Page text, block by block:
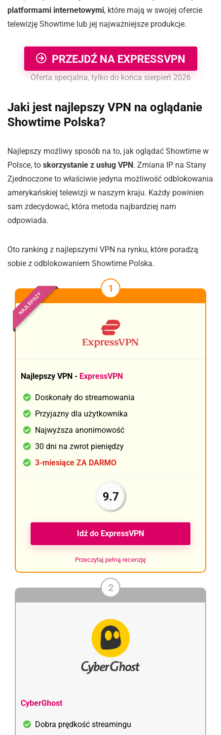
platformami internetowymi, które mają w swojej ofercie
telewizję Showtime lub jej najważniejsze produkcje.
PRZEJDŹ NA EXPRESSVPN
Oferta specjalna, tylko do końca sierpień 2026
Jaki jest najlepszy VPN na oglądanie
Showtime Polska?
Najlepszy możliwy sposób na to, jak oglądać Showtime w
Polsce, to skorzystanie z usług VPN. Zmiana IP na Stany
Zjednoczone to właściwie jedyna możliwość odblokowania
amerykańskiej telewizji w naszym kraju. Każdy powinien
sam zdecydować, która metoda najbardziej nam
odpowiada.
Oto ranking z najlepszymi VPN na rynku, które poradzą
sobie z odblokowaniem Showtime Polska.
NAJLEPSZY
1
Najlepszy VPN - ExpressVPN
Doskonały do streamowania
Przyjazny dla użytkownika
Najwyższa anonimowość
30 dni na zwrot pieniędzy
3-miesiące ZA DARMO
9.7
Idź do ExpressVPN
Przeczytaj pełną recenzję
2
CyberGhost
Dobra prędkość streamingu